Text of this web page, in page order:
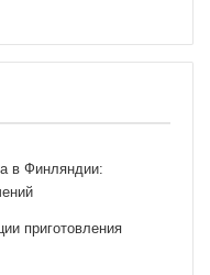
в Финляндии:
приготовления